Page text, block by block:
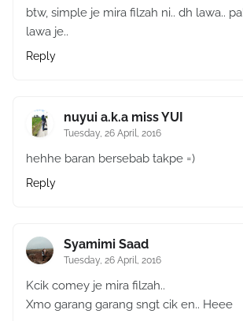
btw, simple je mira filzah ni.. dh lawa..
lawa je..
Reply
nuyui a.k.a miss YUI
Tuesday, 26 April, 2016
hehhe baran bersebab takpe =)
Reply
Syamimi Saad
Tuesday, 26 April, 2016
Kcik comey je mira filzah..
Xmo garang garang sngt cik en.. Heee